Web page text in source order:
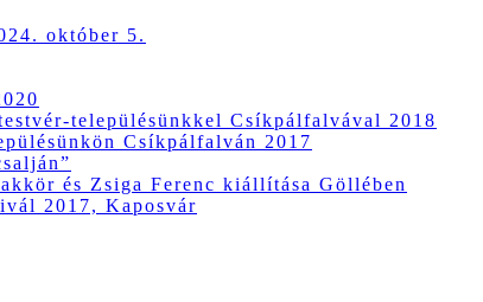
október 5.
településünkkel Csíkpálfalvával 2018
Csíkpálfalván 2017
és Zsiga Ferenc kiállítása Göllében
2017, Kaposvár